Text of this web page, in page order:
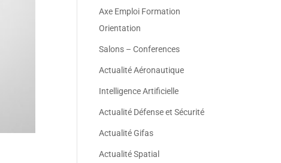
Axe Emploi Formation
Orientation
Salons – Conferences
Actualité Aéronautique
Intelligence Artificielle
Actualité Défense et Sécurité
Actualité Gifas
Actualité Spatial